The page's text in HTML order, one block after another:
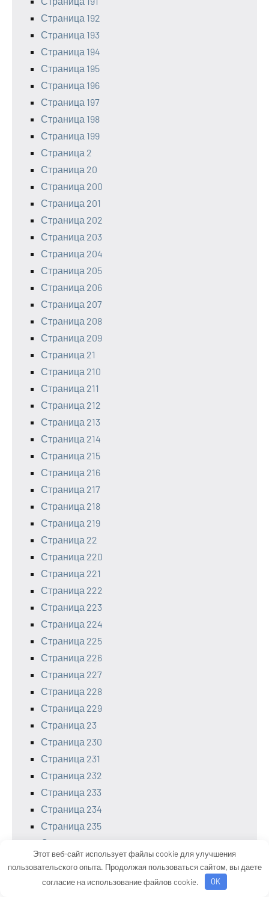
Страница 192
Страница 193
Страница 194
Страница 195
Страница 196
Страница 197
Страница 198
Страница 199
Страница 2
Страница 20
Страница 200
Страница 201
Страница 202
Страница 203
Страница 204
Страница 205
Страница 206
Страница 207
Страница 208
Страница 209
Страница 21
Страница 210
Страница 211
Страница 212
Страница 213
Страница 214
Страница 215
Страница 216
Страница 217
Страница 218
Страница 219
Страница 22
Страница 220
Страница 221
Страница 222
Страница 223
Страница 224
Страница 225
Страница 226
Страница 227
Страница 228
Страница 229
Страница 23
Страница 230
Страница 231
Страница 232
Страница 233
Страница 234
Страница 235
Страница 236
Страница 237
Этот веб-сайт использует файлы cookie для улучшения
пользовательского опыта. Продолжая пользоваться сайтом, вы даете
согласие на использование файлов cookie.
OK